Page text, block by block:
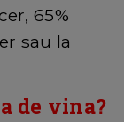
65%
sau la
de vina?